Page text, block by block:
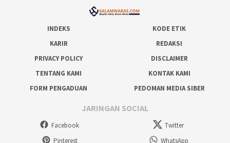
INDEKS
KODE ETIK
KARIR
REDAKSI
PRIVACY POLICY
DISCLAIMER
TENTANG KAMI
KONTAK KAMI
FORM PENGADUAN
PEDOMAN MEDIA SIBER
JARINGAN SOCIAL
Facebook
Twitter
Pinterest
WhatsApp